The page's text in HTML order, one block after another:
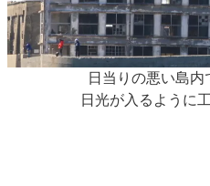
日当りの悪い島
日光が入るように